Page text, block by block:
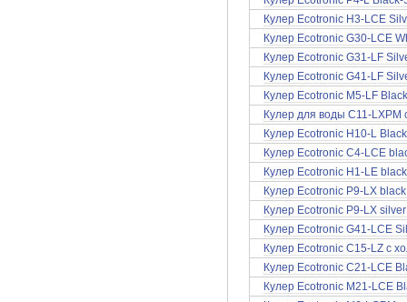
Кулер Ecotronic H3-LCE
Кулер Ecotronic G30-LCE
Кулер Ecotronic G31-LF
Кулер Ecotronic G41-LF
Кулер Ecotronic M5-LF
Кулер для воды C11-LXPM
Кулер Ecotronic H10-L Black
Кулер Ecotronic C4-LCE
Кулер Ecotronic H1-LE black
Кулер Ecotronic P9-LX
Кулер Ecotronic P9-LX
Кулер Ecotronic G41-LCE
Кулер Ecotronic C15-LZ с
Кулер Ecotronic C21-LCE
Кулер Ecotronic M21-LCE